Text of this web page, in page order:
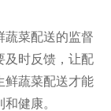
蔬菜配送的监督
及时反馈，让配
鲜蔬菜配送才能
健康。